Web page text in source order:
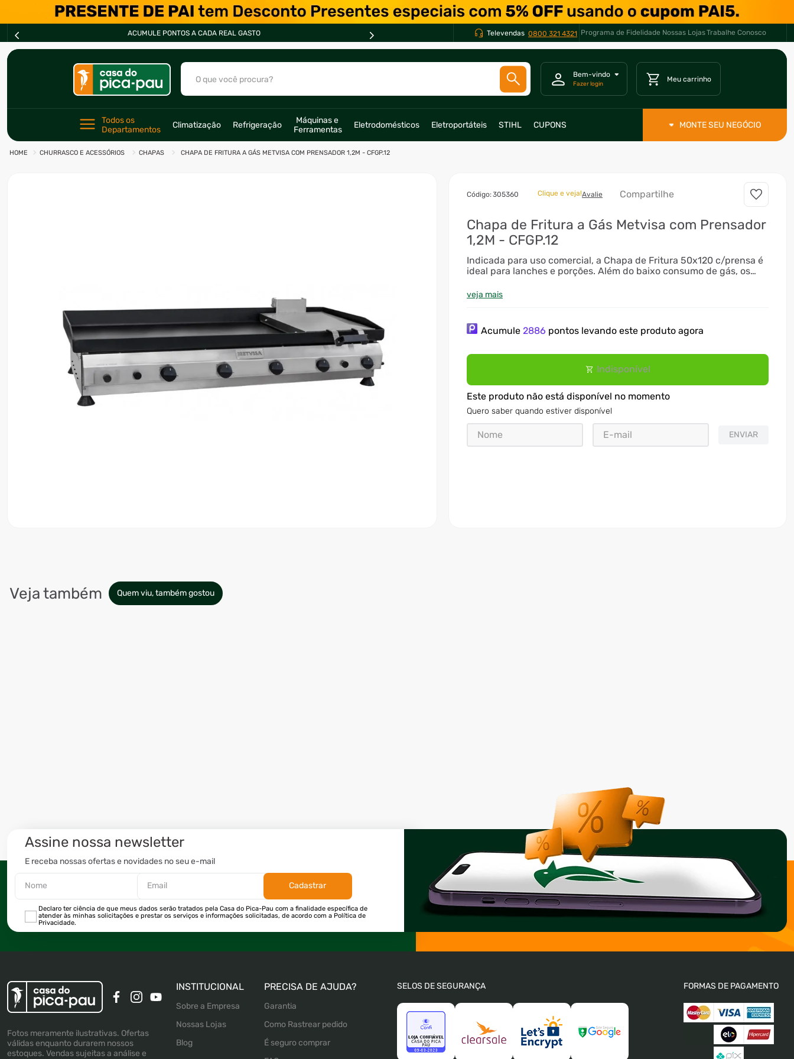
ACUMULE PONTOS A CADA REAL GASTO Televendas 0800 321 4321 Programa de Fidelidade Nossas LojasTrabalhe Conosco
O que você procura?
Todos os
Departamentos
Climatização Refrigeração
Máquinas e
Ferramentas
Eletrodomésticos Eletroportáteis STIHL CUPONS MONTE SEU NEGÓCIO
CHURRASCO E ACESSÓRIOS CHAPAS CHAPA DE FRITURA A GÁS METVISA COM PRENSADOR 1,2M - CFGP.12
:305360 Clique e veja!Avalie Compartilhe
Chapa de Fritura a Gás Metvisa com Prensador
1,2M - CFGP.12
Indicada para uso comercial, a Chapa de Fritura 50x120 c/prensa é
ideal para lanches e porções. Além do baixo consumo de gás, os
veja mais
Acumule2886 pontos levando este produto agora
Indisponível
Este produto não está disponível no momento
Quero saber quando estiver disponível
ENVIAR
Veja também Quem viu, também gostou
Assine nossa newsletter
E receba nossas ofertas e novidades no seu e-mail
Cadastrar
Declaro ter ciência de que meus dados serão tratados pela Casa do Pica-Pau com a finalidade específica de
atender às minhas solicitações e prestar os serviços e informações solicitadas, de acordo com a Política de
Privacidade.
Fotos meramente ilustrativas. Ofertas
válidas enquanto durarem nossos
estoques. Vendas sujeitas a análise e
INSTITUCIONAL
Sobre a Empresa
Nossas Lojas
Blog
PRECISA DE AJUDA?
Garantia
Como Rastrear pedido
É seguro comprar
SELOS DE SEGURANÇA FORMAS DE PAGAMENTO
2 º
fogão
10º climatizador